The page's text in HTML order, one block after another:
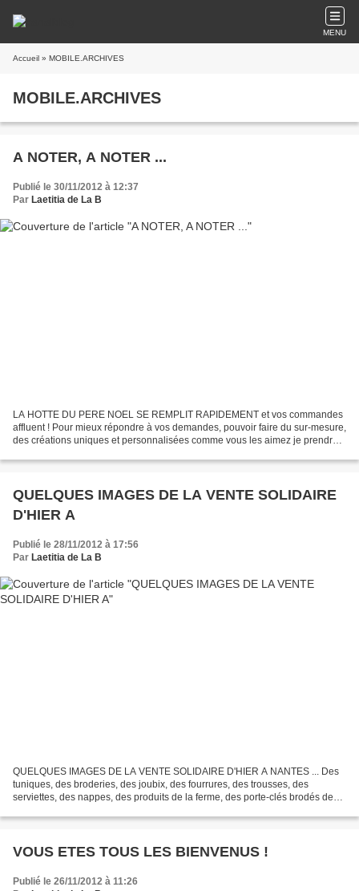
MENU
Accueil » MOBILE.ARCHIVES
MOBILE.ARCHIVES
A NOTER, A NOTER ...
Publié le 30/11/2012 à 12:37
Par Laetitia de La B
LA HOTTE DU PERE NOEL SE REMPLIT RAPIDEMENT et vos commandes
affluent ! Pour mieux répondre à vos demandes, pouvoir faire du sur-mesure,
des créations uniques et personnalisées comme vous les aimez je prendrai
QUELQUES IMAGES DE LA VENTE SOLIDAIRE
D'HIER A
Publié le 28/11/2012 à 17:56
Par Laetitia de La B
QUELQUES IMAGES DE LA VENTE SOLIDAIRE D'HIER A NANTES ... Des
tuniques, des broderies, des joubix, des fourrures, des trousses, des
serviettes, des nappes, des produits de la ferme, des porte-clés brodés des
VOUS ETES TOUS LES BIENVENUS !
Publié le 26/11/2012 à 11:26